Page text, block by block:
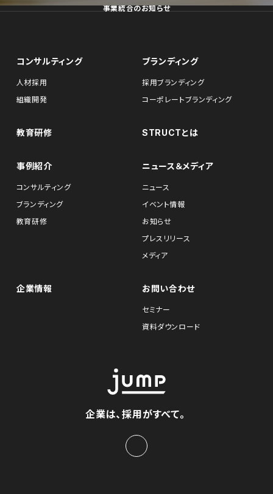
事業統合のお知らせ
コンサルティング
人材採用
組織開発
ブランディング
採用ブランディング
コーポレートブランディング
教育研修 STRUCTとは
事例紹介
コンサルティング
ブランディング
教育研修
ニュース＆メディア
ニュース
イベント情報
お知らせ
プレスリリース
メディア
企業情報 お問い合わせ
セミナー
資料ダウンロード
企業は、採用がすべて。